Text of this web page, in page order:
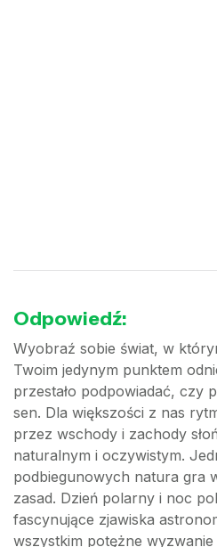
Odpowiedź:
Wyobraź sobie świat, w
Twoim jedynym punktem
przestało podpowiadać, czy
sen. Dla większości z nas
przez wschody i zachody
naturalnym i oczywistym.
podbiegunowych natura gra
zasad. Dzień polarny i noc
fascynujące zjawiska
wszystkim potężne wyzwanie